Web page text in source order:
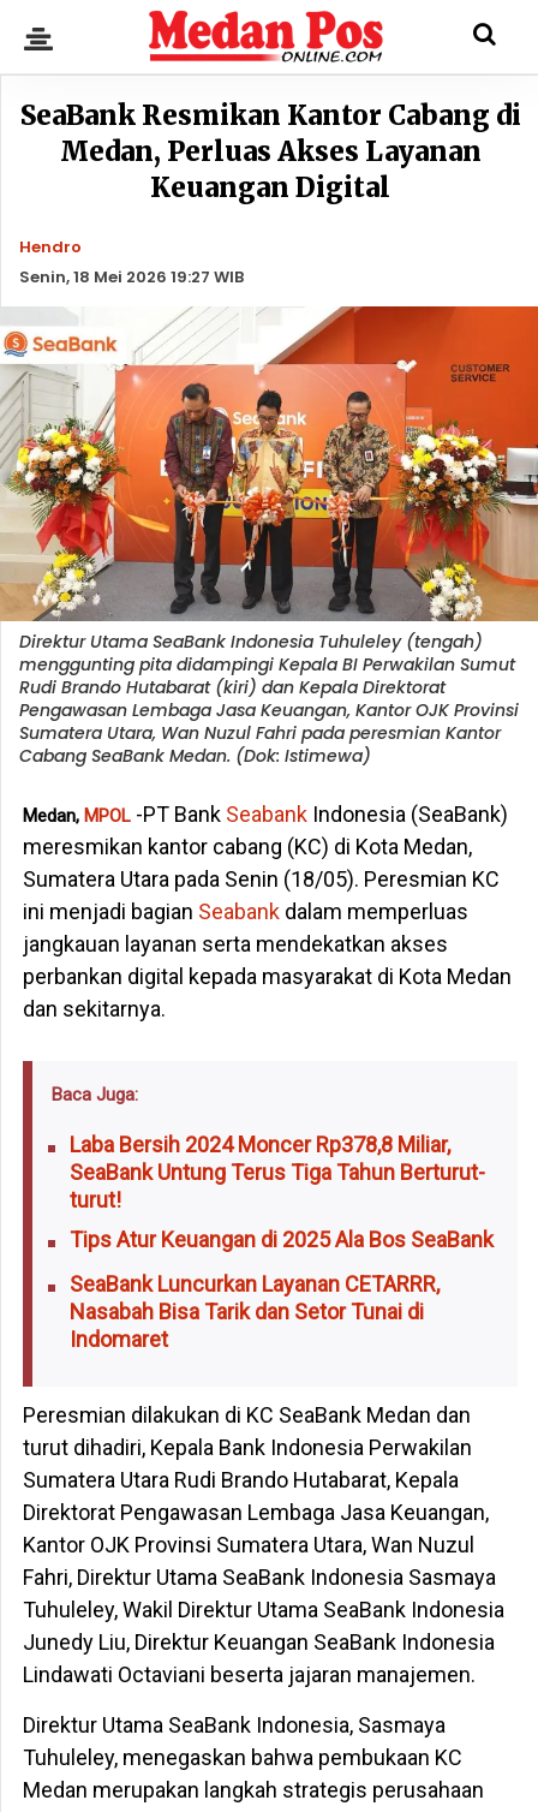
SeaBank Resmikan Kantor Cabang di
Medan, Perluas Akses Layanan
Keuangan Digital
Hendro
Senin, 18 Mei 2026 19:27 WIB
Direktur Utama SeaBank Indonesia Tuhuleley (tengah)
menggunting pita didampingi Kepala BI Perwakilan Sumut
Rudi Brando Hutabarat (kiri) dan Kepala Direktorat
Pengawasan Lembaga Jasa Keuangan, Kantor OJK Provinsi
Sumatera Utara, Wan Nuzul Fahri pada peresmian Kantor
Cabang SeaBank Medan. (Dok: Istimewa)
Medan, MPOL-PT Bank SeabankIndonesia (SeaBank)
meresmikan kantor cabang (KC) di Kota Medan,
Sumatera Utara pada Senin (18/05). Peresmian KC
ini menjadi bagian Seabankdalam memperluas
jangkauan layanan serta mendekatkan akses
perbankan digital kepada masyarakat di Kota Medan
dan sekitarnya.
Baca Juga:
Laba Bersih 2024 Moncer Rp378,8 Miliar,
SeaBank Untung Terus Tiga Tahun Berturut-
turut!
Tips Atur Keuangan di 2025 Ala Bos SeaBank
SeaBank Luncurkan Layanan CETARRR,
Nasabah Bisa Tarik dan Setor Tunai di
Indomaret
Peresmian dilakukan di KC SeaBank Medan dan
turut dihadiri, Kepala Bank Indonesia Perwakilan
Sumatera Utara Rudi Brando Hutabarat, Kepala
Direktorat Pengawasan Lembaga Jasa Keuangan,
Kantor OJK Provinsi Sumatera Utara, Wan Nuzul
Fahri, Direktur Utama SeaBank Indonesia Sasmaya
Tuhuleley, Wakil Direktur Utama SeaBank Indonesia
Junedy Liu, Direktur Keuangan SeaBank Indonesia
Lindawati Octaviani beserta jajaran manajemen.
Direktur Utama SeaBank Indonesia, Sasmaya
Tuhuleley, menegaskan bahwa pembukaan KC
Medan merupakan langkah strategis perusahaan